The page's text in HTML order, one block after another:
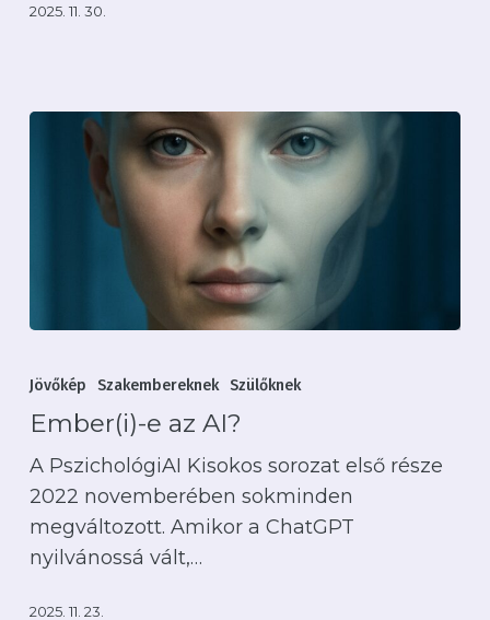
2025. 11. 30.
e
AI?
Jövőkép Szakembereknek Szülőknek
Ember(i)-e az AI?
A PszichológiAI Kisokos sorozat első része
2022 novemberében sokminden
megváltozott. Amikor a ChatGPT
nyilvánossá vált,…
2025. 11. 23.